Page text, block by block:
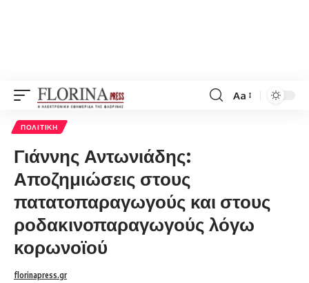
Font
Aa
ΠΟΛΙΤΙΚΉ
Γιάννης Αντωνιάδης:
Αποζημιώσεις στους
πατατοπαραγωγούς και στους
ροδακινοπαραγωγούς λόγω
κορωνοϊού
florinapress.gr